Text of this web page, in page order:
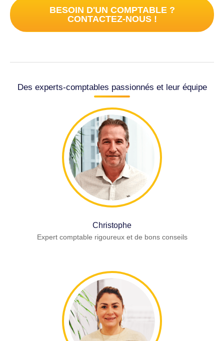
BESOIN D'UN COMPTABLE ?
CONTACTEZ-NOUS !
Des experts-comptables passionnés et leur équipe
Christophe
Expert comptable rigoureux et de bons conseils